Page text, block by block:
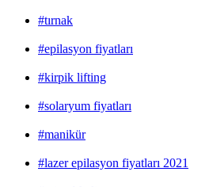
#tırnak
#epilasyon fiyatları
#kirpik lifting
#solaryum fiyatları
#manikür
#lazer epilasyon fiyatları 2021